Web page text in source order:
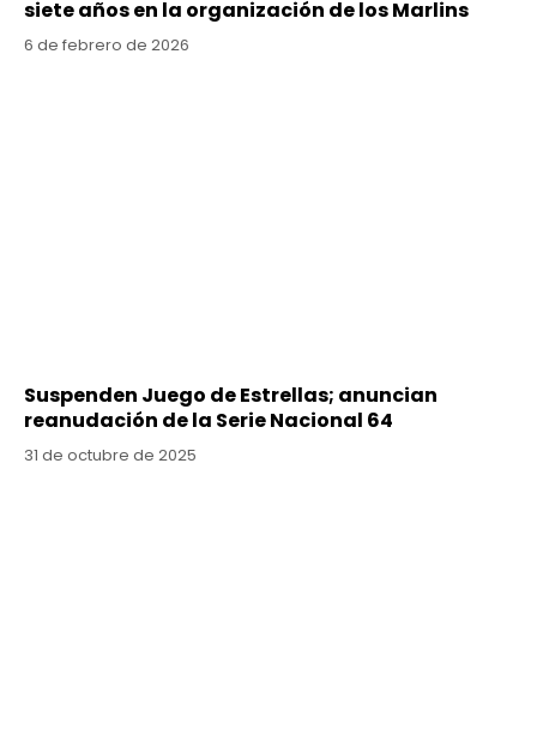
siete años en la organización de los Marlins
6 de febrero de 2026
Suspenden Juego de Estrellas; anuncian
reanudación de la Serie Nacional 64
31 de octubre de 2025